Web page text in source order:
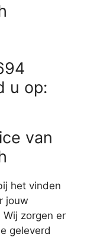
u op:
van
het vinden
jouw
zorgen er
geleverd